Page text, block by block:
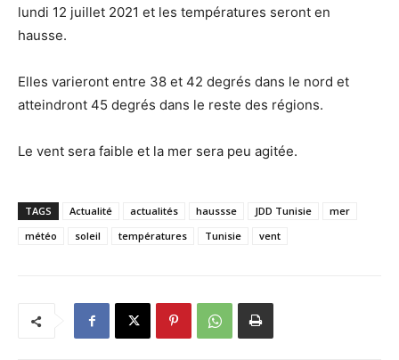
lundi 12 juillet 2021 et les températures seront en
hausse.
Elles varieront entre 38 et 42 degrés dans le nord et
atteindront 45 degrés dans le reste des régions.
Le vent sera faible et la mer sera peu agitée.
TAGS Actualité actualités haussse JDD Tunisie
mer
météo
soleil températures Tunisie vent